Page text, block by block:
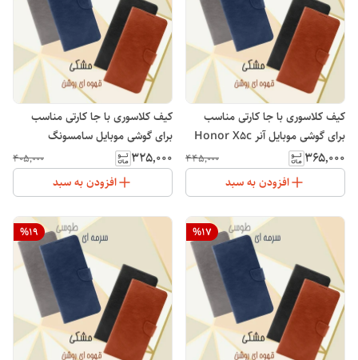
کیف کلاسوری با جا کارتی مناسب
برای گوشی موبایل آنر Honor X5c
۳۶۵٬۰۰۰ ۴۴۵٬۰۰۰
افزودن به سبد
کیف کلاسوری با جا کارتی مناسب
برای گوشی موبایل سامسونگ
Galaxy S24 FE
۳۲۵٬۰۰۰ ۴۰۵٬۰۰۰
افزودن به سبد
%17
%19